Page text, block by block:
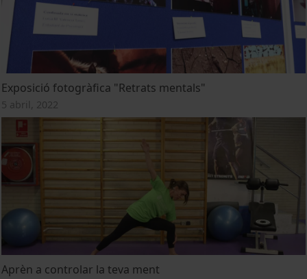
Exposició fotogràfica "Retrats mentals"
5 abril, 2022
Aprèn a controlar la teva ment